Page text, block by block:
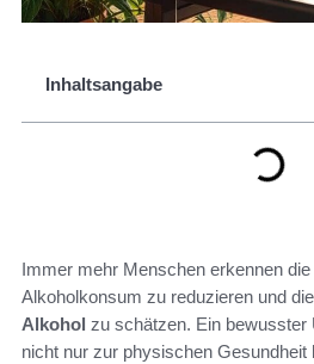
Inhaltsangabe
Immer mehr Menschen erkennen
Alkoholkonsum zu reduzieren und die
Alkohol zu schätzen. Ein bewusster
nicht nur zur physischen Gesundheit